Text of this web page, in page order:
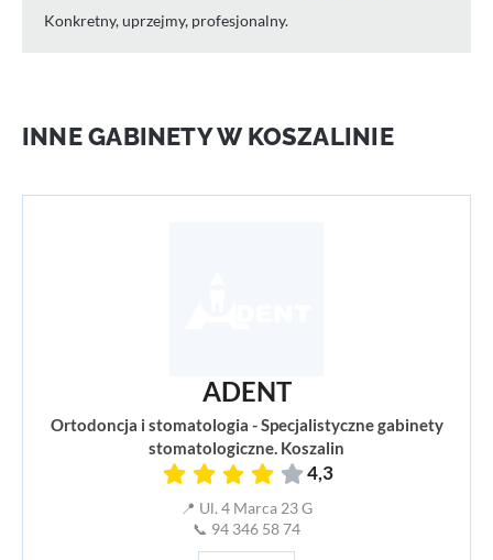
Konkretny, uprzejmy, profesjonalny.
INNE GABINETY W KOSZALINIE
ADENT
Ortodoncja i stomatologia - Specjalistyczne gabinety
stomatologiczne. Koszalin
4,3
📍 Ul. 4 Marca 23 G
📞 94 346 58 74